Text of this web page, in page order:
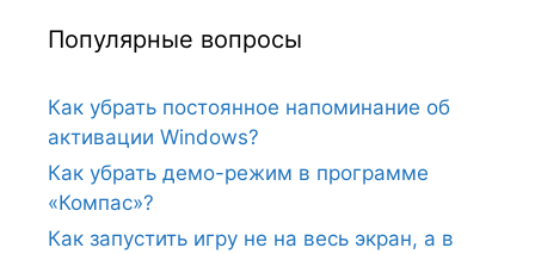
Популярные вопросы
Как убрать постоянное напоминание об
активации Windows?
Как убрать демо-режим в программе
«Компас»?
Как запустить игру не на весь экран, а в